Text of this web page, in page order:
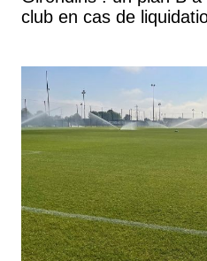
club en cas de